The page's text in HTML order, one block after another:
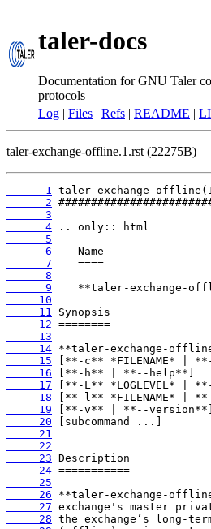
taler-docs
Documentation for GNU Taler
protocols
Log | Files | Refs | README |
taler-exchange-offline.1.rst (22275B)
      1
      2
      3
      4
      5
      6
      7
      8
      9
     10
     11
     12
     13
     14
     15
     16
     17
     18
     19
     20
     21
     22
     23
     24
     25
     26
     27
     28